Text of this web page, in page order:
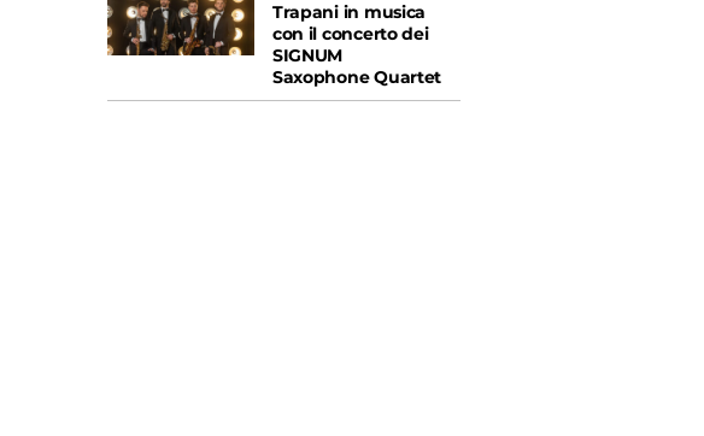
Trapani in musica
con il concerto dei
SIGNUM
Saxophone Quartet